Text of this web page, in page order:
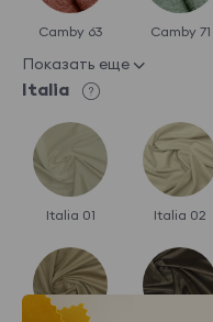
Camby 63 Camby 71
Показать еще
Italia
Italia 01 Italia 02